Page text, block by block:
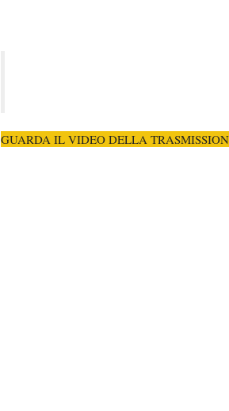
GUARDA IL VIDEO DELLA